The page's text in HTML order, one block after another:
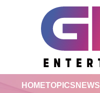
HOMETOPICS NEWS